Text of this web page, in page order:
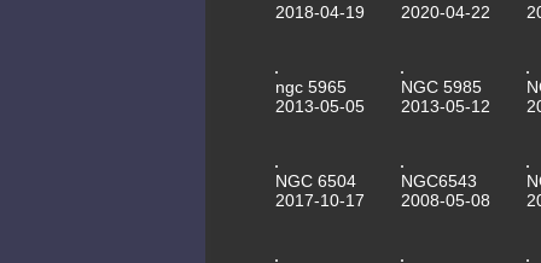
2018-04-19
2020-04-22
ngc 5965
2013-05-05
NGC 5985
2013-05-12
NGC 6504
2017-10-17
NGC6543
2008-05-08